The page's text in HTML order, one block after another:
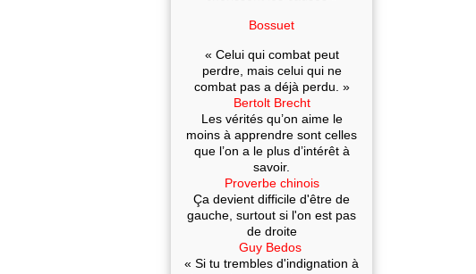
Bossuet
« Celui qui combat peut
perdre, mais celui qui ne
combat pas a déjà perdu. »
Bertolt Brecht
Les vérités qu’on aime le
moins à apprendre sont celles
que l’on a le plus d’intérêt à
savoir.
Proverbe chinois
Ça devient difficile d'être de
gauche, surtout si l'on est pas
de droite
Guy Bedos
« Si tu trembles d'indignation à